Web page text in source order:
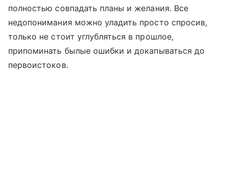
полностью совпадать планы и желания. Все
недопонимания можно уладить просто спросив,
только не стоит углубляться в прошлое,
припоминать былые ошибки и докапываться до
первоистоков.